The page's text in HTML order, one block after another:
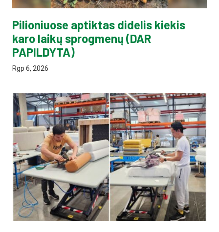
Pilioniuose aptiktas didelis kiekis
karo laikų sprogmenų (DAR
PAPILDYTA)
Rgp 6, 2026